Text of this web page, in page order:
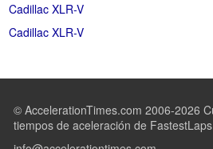
Cadillac XLR-V
© AccelerationTimes.com 2006-2026
tiempos de aceleración de